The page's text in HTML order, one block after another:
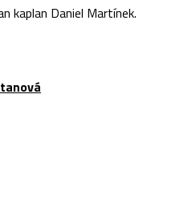
kaplan Daniel Martínek.